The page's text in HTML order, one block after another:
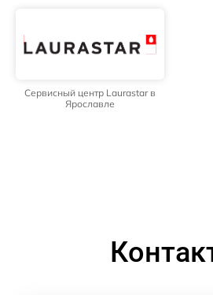
Сервисный центр Laurastar в
Ярославле